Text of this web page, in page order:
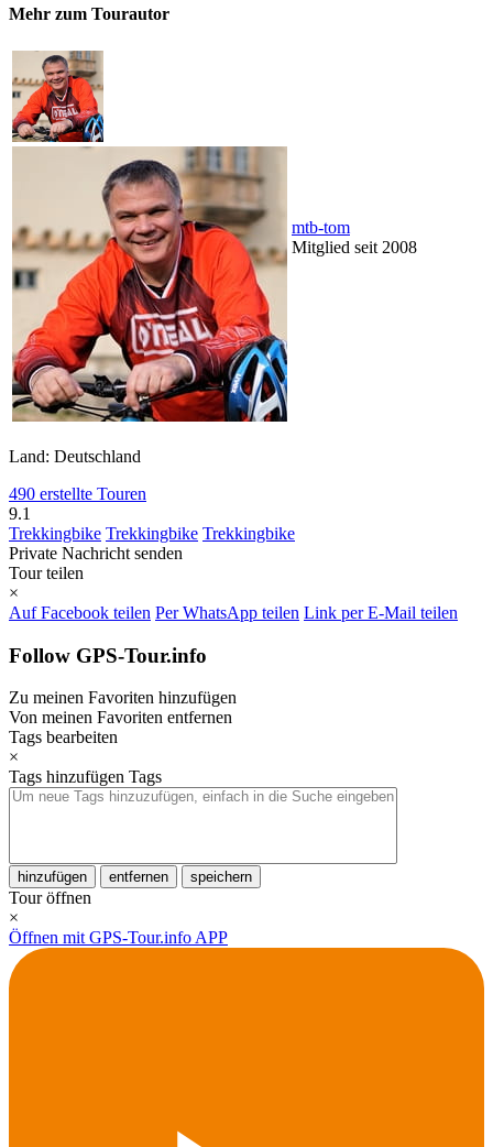
Mehr zum Tourautor
mtb-tom
Mitglied seit 2008
Land: Deutschland
490 erstellte Touren
9.1
Trekkingbike Trekkingbike Trekkingbike
Private Nachricht senden
Tour teilen
×
Auf Facebook teilen Per WhatsApp teilen Link per E-Mail teilen
Follow GPS-Tour.info
Zu meinen Favoriten hinzufügen
Von meinen Favoriten entfernen
Tags bearbeiten
×
Tags hinzufügen Tags
hinzufügen entfernen speichern
Tour öffnen
×
Öffnen mit GPS-Tour.info APP